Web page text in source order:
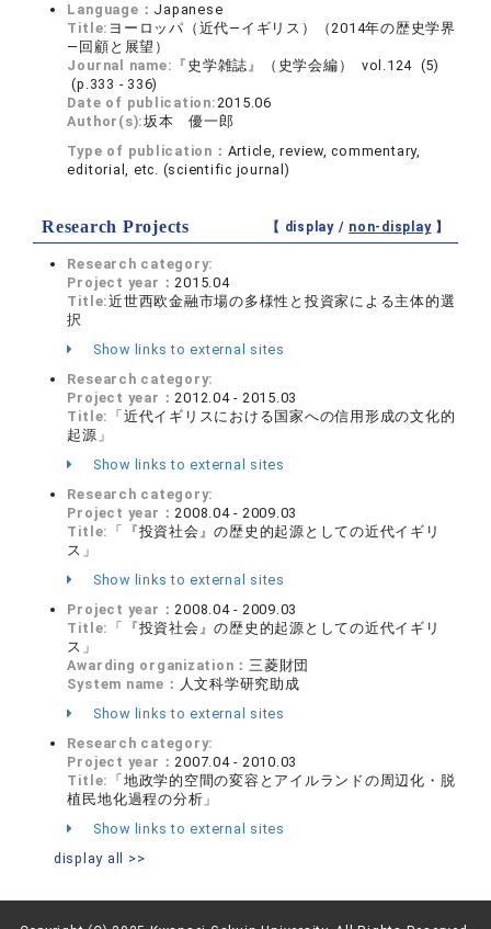
Language： Japanese
Title: ヨーロッパ（近代―イギリス）（2014年の歴史学界
―回顧と展望）
Journal name: 『史学雑誌』（史学会編） vol.124 (5)
(p.333 - 336)
Date of publication:2015.06
Author(s):坂本 優一郎
Type of publication： Article, review, commentary,
editorial, etc. (scientific journal)
Research Projects 【 display / non-display】
Research category:
Project year：2015.04
Title:近世西欧金融市場の多様性と投資家による主体的選
択
Show links to external sites
Research category:
Project year：2012.04 - 2015.03
Title: 「近代イギリスにおける国家への信用形成の文化的
起源」
Show links to external sites
Research category:
Project year：2008.04 - 2009.03
Title: 「『投資社会』の歴史的起源としての近代イギリ
ス」
Show links to external sites
Project year：2008.04 - 2009.03
Title: 「『投資社会』の歴史的起源としての近代イギリ
ス」
Awarding organization：三菱財団
System name： 人文科学研究助成
Show links to external sites
Research category:
Project year：2007.04 - 2010.03
Title: 「地政学的空間の変容とアイルランドの周辺化・脱
植民地化過程の分析」
Show links to external sites
display all >>